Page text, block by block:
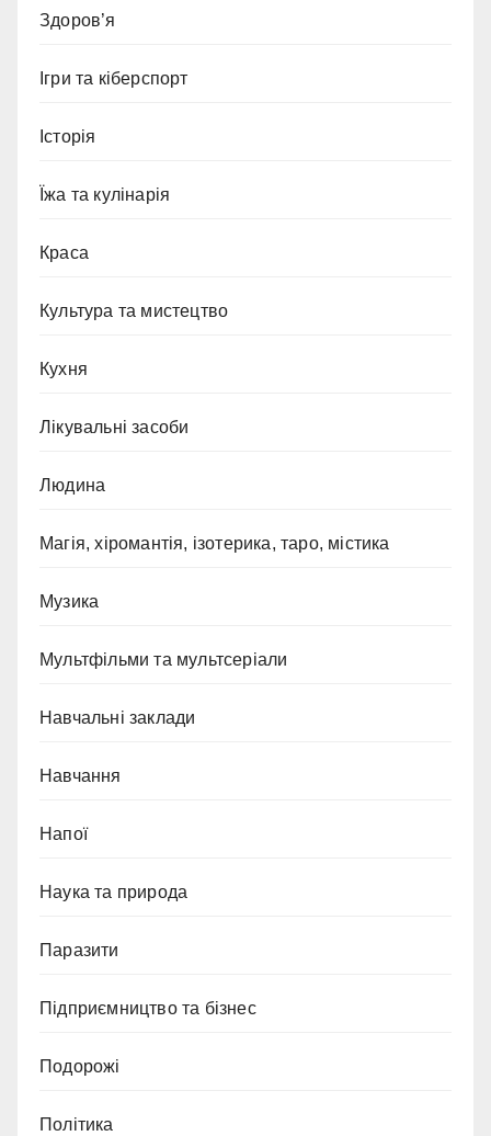
Здоров’я
Ігри та кіберспорт
Історія
Їжа та кулінарія
Краса
Культура та мистецтво
Кухня
Лікувальні засоби
Людина
Магія, хіромантія, ізотерика, таро, містика
Музика
Мультфільми та мультсеріали
Навчальні заклади
Навчання
Напої
Наука та природа
Паразити
Підприємництво та бізнес
Подорожі
Політика